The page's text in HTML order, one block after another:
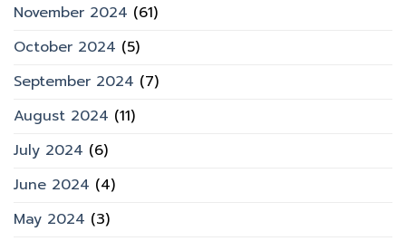
November 2024 (61)
October 2024 (5)
September 2024 (7)
August 2024 (11)
July 2024 (6)
June 2024 (4)
May 2024 (3)